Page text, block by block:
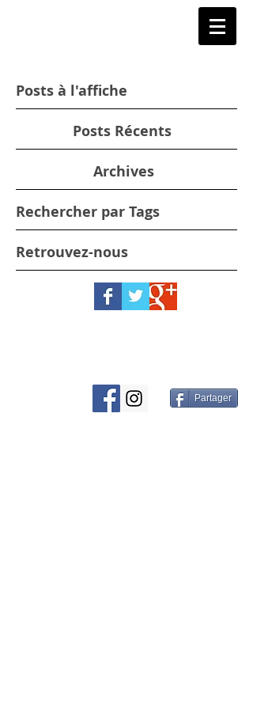
Posts à l'affiche
Posts Récents
Archives
Rechercher par Tags
Retrouvez-nous
Partager